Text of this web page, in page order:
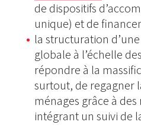
de dispositifs
unique) et de
la structuration
globale à l’échelle
répondre à la
surtout, de regagner
ménages grâce à
intégrant un suivi de